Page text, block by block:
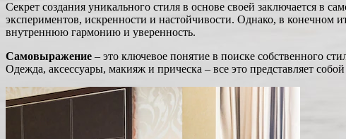
Секрет создания уникального стиля в основе своей заключается в
экспериментов, искренности и настойчивости. Однако, в конечном
внутреннюю гармонию и уверенность.
Самовыражение – это ключевое понятие в поиске собственного
Одежда, аксессуары, макияж и прическа – все это представляет